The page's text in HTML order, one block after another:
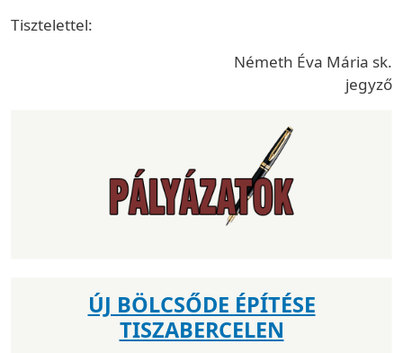
Tisztelettel:
Németh Éva Mária sk.
jegyző
ÚJ BÖLCSŐDE ÉPÍTÉSE
TISZABERCELEN